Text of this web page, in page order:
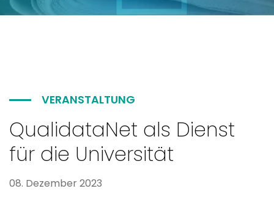
VERANSTALTUNG
QualidataNet als Dienst
für die Universität
08. Dezember 2023